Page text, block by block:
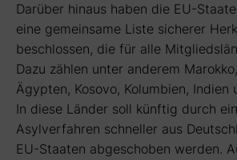
Darüber hinaus haben die EU-
eine gemeinsame Liste sicherer
beschlossen, die für alle
Dazu zählen unter anderem
Ägypten, Kosovo, Kolumbien, Indien
In diese Länder soll künftig durch
Asylverfahren schneller aus
EU-Staaten abgeschoben werden.